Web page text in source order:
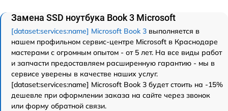
Замена SSD ноутбука Book 3 Microsoft
[dataset:services:name] Microsoft Book 3 выполняется в
нашем профильном сервис-центре Microsoft в Краснодаре
мастерами с огромным опытом - от 5 лет. На все виды работ
и запчасти предоставляем расширенную гарантию - мы в
сервисе уверены в качестве наших услуг.
[dataset:services:name] Microsoft Book 3 будет стоить на -15%
дешевле при оформлении заказа на сайте через звонок
или форму обратной связи.